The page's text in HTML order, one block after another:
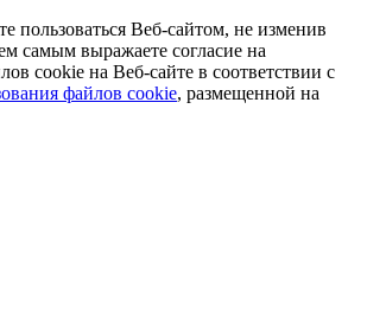
пользоваться Веб-сайтом, не изменив
самым выражаете согласие на
cookie на Веб-сайте в соответствии с
файлов cookie, размещенной на